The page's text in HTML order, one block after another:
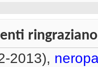
2013),